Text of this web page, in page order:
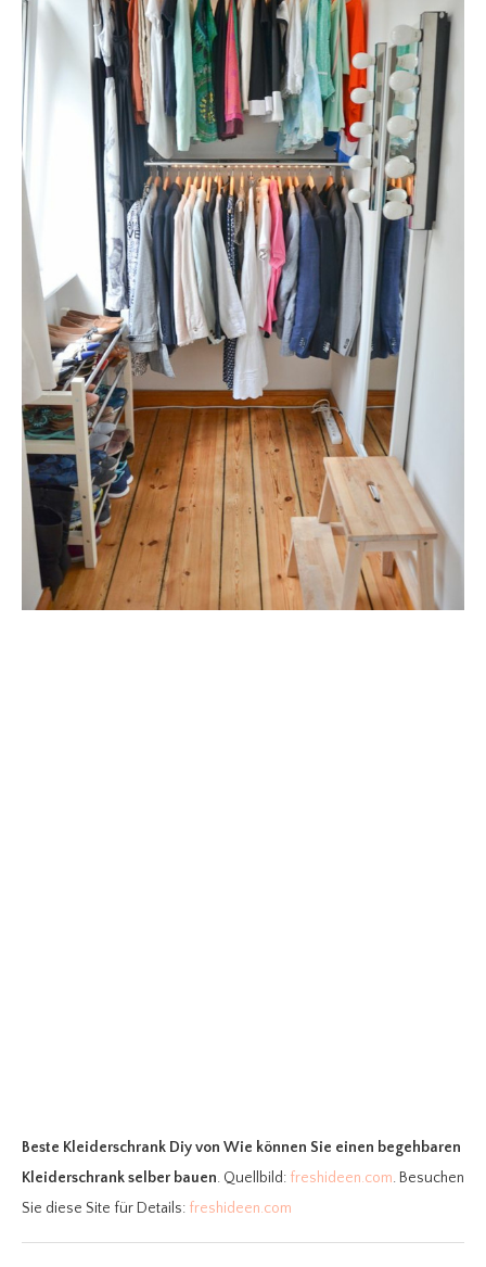
Beste Kleiderschrank Diyvon Wie können Sie einen begehbaren
Kleiderschrank selber bauen. Quellbild: freshideen.com. Besuchen
Sie diese Site für Details: freshideen.com